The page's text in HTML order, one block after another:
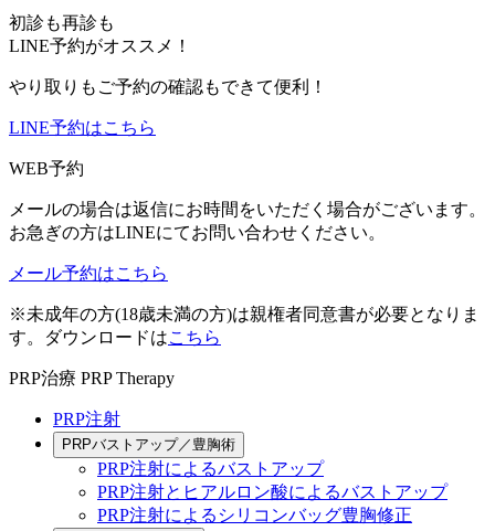
初診も再診も
LINE予約がオススメ！
やり取りもご予約の確認もできて便利！
LINE予約はこちら
WEB予約
メールの場合は返信にお時間をいただく場合がございます。
お急ぎの方はLINEにてお問い合わせください。
メール予約はこちら
※未成年の方(18歳未満の方)は親権者同意書が必要となりま
す。ダウンロードはこちら
PRP治療 PRP Therapy
PRP注射
PRPバストアップ／豊胸術
PRP注射によるバストアップ
PRP注射とヒアルロン酸によるバストアップ
PRP注射によるシリコンバッグ豊胸修正